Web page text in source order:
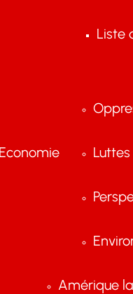
Liste
Luttes
Amérique